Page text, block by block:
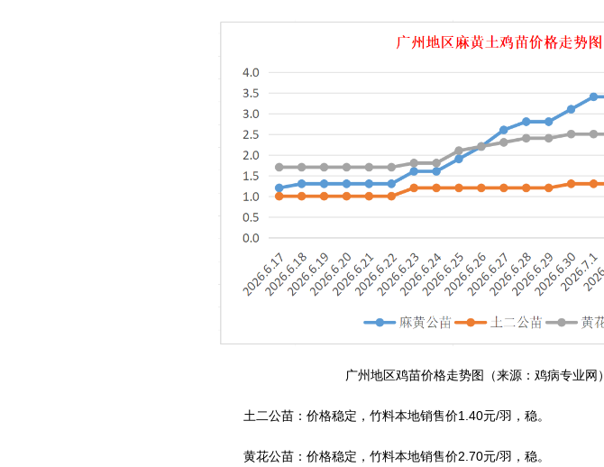
广州地区鸡苗价格走势图（来源：鸡病专业网）
土二公苗：价格稳定，竹料本地销售价1.40元/羽，稳。
黄花公苗：价格稳定，竹料本地销售价2.70元/羽，稳。